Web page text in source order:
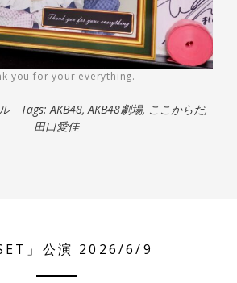
you for your everything.
Tags:AKB48,AKB48劇場, ここからだ,
田口愛佳
」公演 2026/6/9